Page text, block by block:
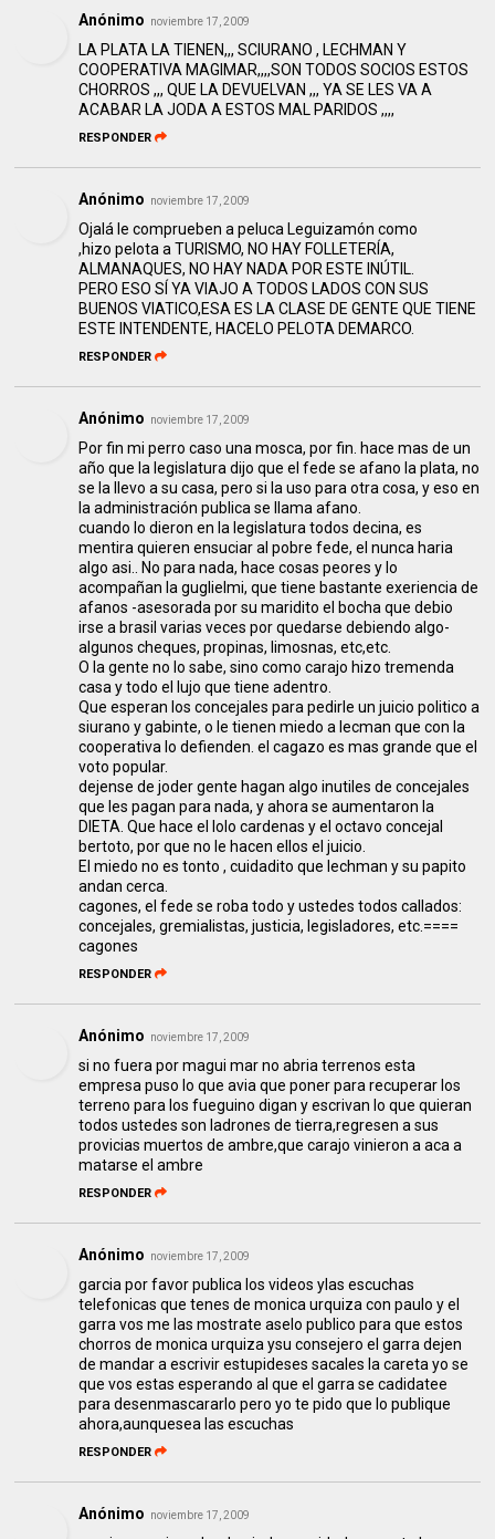
Anónimo noviembre 17, 2009
LA PLATA LA TIENEN,,, SCIURANO , LECHMAN Y
COOPERATIVA MAGIMAR,,,,SON TODOS SOCIOS ESTOS
CHORROS ,,, QUE LA DEVUELVAN ,,, YA SE LES VA A
ACABAR LA JODA A ESTOS MAL PARIDOS ,,,,
RESPONDER
Anónimo noviembre 17, 2009
Ojalá le comprueben a peluca Leguizamón como
,hizo pelota a TURISMO, NO HAY FOLLETERÍA,
ALMANAQUES, NO HAY NADA POR ESTE INÚTIL.
PERO ESO SÍ YA VIAJO A TODOS LADOS CON SUS
BUENOS VIATICO,ESA ES LA CLASE DE GENTE QUE TIENE
ESTE INTENDENTE, HACELO PELOTA DEMARCO.
RESPONDER
Anónimo noviembre 17, 2009
Por fin mi perro caso una mosca, por fin. hace mas de un
año que la legislatura dijo que el fede se afano la plata, no
se la llevo a su casa, pero si la uso para otra cosa, y eso en
la administración publica se llama afano.
cuando lo dieron en la legislatura todos decina, es
mentira quieren ensuciar al pobre fede, el nunca haria
algo asi.. No para nada, hace cosas peores y lo
acompañan la guglielmi, que tiene bastante exeriencia de
afanos -asesorada por su maridito el bocha que debio
irse a brasil varias veces por quedarse debiendo algo-
algunos cheques, propinas, limosnas, etc,etc.
O la gente no lo sabe, sino como carajo hizo tremenda
casa y todo el lujo que tiene adentro.
Que esperan los concejales para pedirle un juicio politico a
siurano y gabinte, o le tienen miedo a lecman que con la
cooperativa lo defienden. el cagazo es mas grande que el
voto popular.
dejense de joder gente hagan algo inutiles de concejales
que les pagan para nada, y ahora se aumentaron la
DIETA. Que hace el lolo cardenas y el octavo concejal
bertoto, por que no le hacen ellos el juicio.
El miedo no es tonto , cuidadito que lechman y su papito
andan cerca.
cagones, el fede se roba todo y ustedes todos callados:
concejales, gremialistas, justicia, legisladores, etc.====
cagones
RESPONDER
Anónimo noviembre 17, 2009
si no fuera por magui mar no abria terrenos esta
empresa puso lo que avia que poner para recuperar los
terreno para los fueguino digan y escrivan lo que quieran
todos ustedes son ladrones de tierra,regresen a sus
provicias muertos de ambre,que carajo vinieron a aca a
matarse el ambre
RESPONDER
Anónimo noviembre 17, 2009
garcia por favor publica los videos ylas escuchas
telefonicas que tenes de monica urquiza con paulo y el
garra vos me las mostrate aselo publico para que estos
chorros de monica urquiza ysu consejero el garra dejen
de mandar a escrivir estupideses sacales la careta yo se
que vos estas esperando al que el garra se cadidatee
para desenmascararlo pero yo te pido que lo publique
ahora,aunquesea las escuchas
RESPONDER
Anónimo noviembre 17, 2009